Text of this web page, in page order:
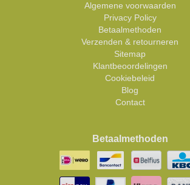
Algemene voorwaarden
Privacy Policy
Betaalmethoden
Verzenden & retourneren
Sitemap
Klantbeoordelingen
Cookiebeleid
Blog
Contact
Betaalmethoden